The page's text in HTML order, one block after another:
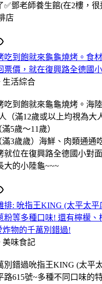
✅️鄧老師養生館(在2樓，
店
吃到飽就來龜龜燒烤。食
票價，就在復興路全德國
生活綜合
吃到飽就來龜龜燒烤。海
（滿12歲或以上均視為大
5歲～11歲）
滿3歲歲）海鮮、肉類通通
就位在復興路全德國小對
大的小陸龜~~~
排: 吮指王KING (太平太平
粉等多種口味! 還有檸檬、
炸物的千萬別錯過!
美味食記
別錯過吮指王KING (太平
路615號~多種不同口味的